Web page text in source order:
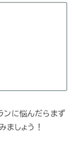
ンに悩んだらまず
ましょう！